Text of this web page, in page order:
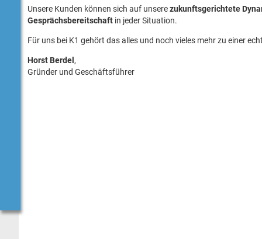
Unsere Kunden können sich auf unserezukunftsgerichtete
Gesprächsbereitschaftin jeder Situation.
Für uns bei K1 gehört das alles und noch vieles mehr zu einer
Horst Berdel ,
Gründer und Geschäftsführer